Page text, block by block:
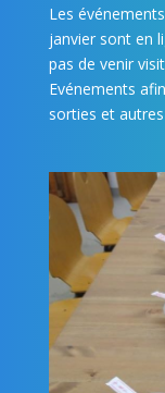
Les
janvier sont en
pas de venir
Evénements
sorties et